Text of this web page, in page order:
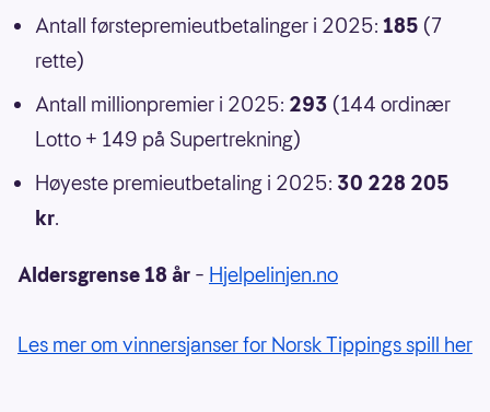
Antall førstepremieutbetalinger i 2025: 185 (7
rette)
Antall millionpremier i 2025: 293 (144 ordinær
Lotto + 149 på Supertrekning)
Høyeste premieutbetaling i 2025: 30 228 205
kr.
Aldersgrense 18 år – Hjelpelinjen.no
Les mer om vinnersjanser for Norsk Tippings spill her